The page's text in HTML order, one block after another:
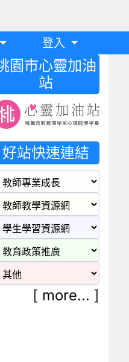
登入
園市心靈加油
站
好站快速連結
[ more... ]